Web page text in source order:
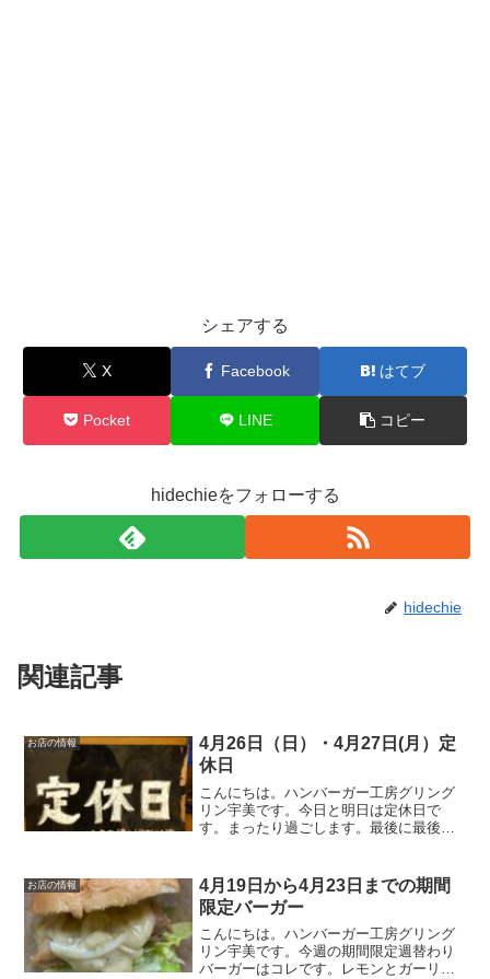
シェアする
X Facebook はてブ
Pocket LINE コピー
hidechieをフォローする
hidechie
関連記事
お店の情報
4月26日（日）・4月27日(月）定
休日
こんにちは。ハンバーガー工房グリング
リン宇美です。今日と明日は定休日で
す。まったり過ごします。最後に最後ま
になりますように😊いってらっしゃい。
お店の情報
4月19日から4月23日までの期間
限定バーガー
こんにちは。ハンバーガー工房グリング
リン宇美です。今週の期間限定週替わり
バーガーはコレです。レモンとガーリッ